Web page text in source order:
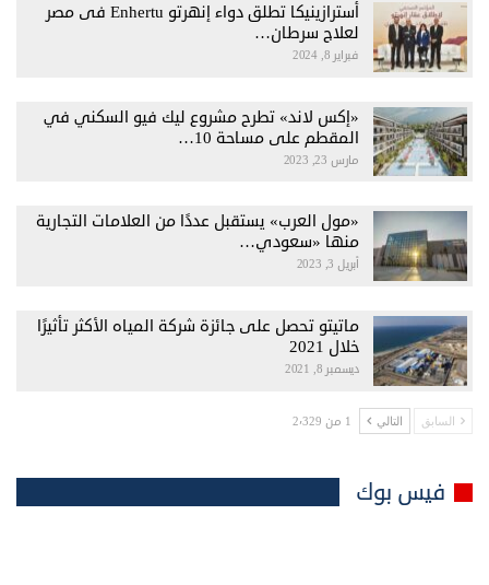
أسترازينيكا تطلق دواء إنهرتو Enhertu فى مصر
لعلاج سرطان…
فبراير 8, 2024
«إكس لاند» تطرح مشروع ليك فيو السكني في
المقطم على مساحة 10…
مارس 23, 2023
«مول العرب» يستقبل عددًا من العلامات التجارية
منها «سعودي…
أبريل 3, 2023
ماتيتو تحصل على جائزة شركة المياه الأكثر تأثيرًا
خلال 2021
ديسمبر 8, 2021
السابق التالي 1 من 2٬329
فيس بوك